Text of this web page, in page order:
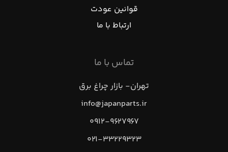
قوانین عودت
ارتباط با ما
تماس با ما
تهران- بازار چراغ برق
info@japanparts.ir
۰۹۱۲-۹۶۲۷۹۶۷
۰۲۱-۳۳۲۲۹۳۲۳